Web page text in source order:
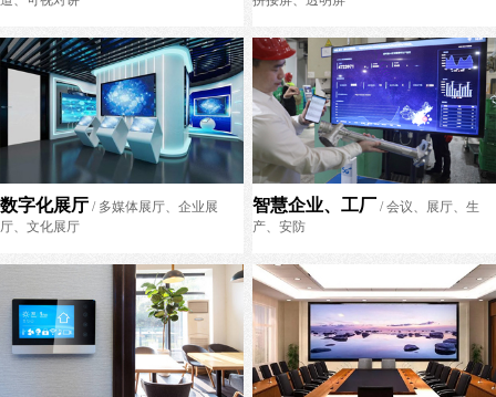
数字化展厅 / 多媒体展厅、企业展
厅、文化展厅
智慧企业、工厂 / 会议、展厅、生
产、安防